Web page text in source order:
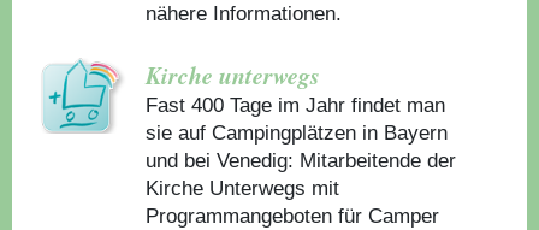
nähere Informationen.
Kirche unterwegs
Fast 400 Tage im Jahr findet man
sie auf Campingplätzen in Bayern
und bei Venedig: Mitarbeitende der
Kirche Unterwegs mit
Programmangeboten für Camper